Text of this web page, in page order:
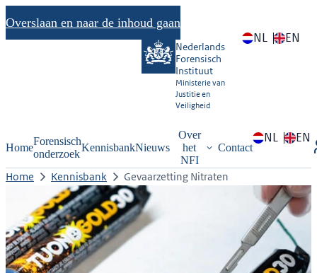
Overslaan en naar de inhoud gaan
NL EN
Nederlands
Forensisch
Instituut
Ministerie van
Justitie en
Veiligheid
Home
Forensisch
onderzoek
KennisbankNieuws
Over
het
NFI
Contact
NL EN
Home Kennisbank Gevaarzetting Nitraten